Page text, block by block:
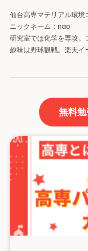
仙台高専マテリアル環境
ニックネーム：nao
研究室では化学を専攻。
趣味は野球観戦。楽天イ
無料